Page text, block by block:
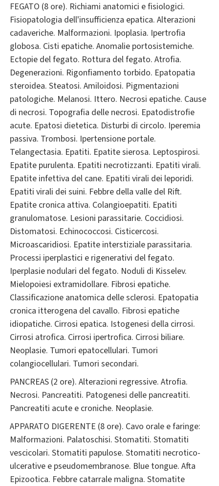
FEGATO (8 ore). Richiami anatomici e fisiologici.
Fisiopatologia dell'insufficienza epatica. Alterazioni
cadaveriche. Malformazioni. Ipoplasia. Ipertrofia
globosa. Cisti epatiche. Anomalie portosistemiche.
Ectopie del fegato. Rottura del fegato. Atrofia.
Degenerazioni. Rigonfiamento torbido. Epatopatia
steroidea. Steatosi. Amiloidosi. Pigmentazioni
patologiche. Melanosi. Ittero. Necrosi epatiche. Cause
di necrosi. Topografia delle necrosi. Epatodistrofie
acute. Epatosi dietetica. Disturbi di circolo. Iperemia
passiva. Trombosi. Ipertensione portale.
Telangectasia. Epatiti. Epatite sierosa. Leptospirosi.
Epatite purulenta. Epatiti necrotizzanti. Epatiti virali.
Epatite infettiva del cane. Epatiti virali dei leporidi.
Epatiti virali dei suini. Febbre della valle del Rift.
Epatite cronica attiva. Colangioepatiti. Epatiti
granulomatose. Lesioni parassitarie. Coccidiosi.
Distomatosi. Echinococcosi. Cisticercosi.
Microascaridiosi. Epatite interstiziale parassitaria.
Processi iperplastici e rigenerativi del fegato.
Iperplasie nodulari del fegato. Noduli di Kisselev.
Mielopoiesi extramidollare. Fibrosi epatiche.
Classificazione anatomica delle sclerosi. Epatopatia
cronica itterogena del cavallo. Fibrosi epatiche
idiopatiche. Cirrosi epatica. Istogenesi della cirrosi.
Cirrosi atrofica. Cirrosi ipertrofica. Cirrosi biliare.
Neoplasie. Tumori epatocellulari. Tumori
colangiocellulari. Tumori secondari.
PANCREAS (2 ore). Alterazioni regressive. Atrofia.
Necrosi. Pancreatiti. Patogenesi delle pancreatiti.
Pancreatiti acute e croniche. Neoplasie.
APPARATO DIGERENTE (8 ore). Cavo orale e faringe:
Malformazioni. Palatoschisi. Stomatiti. Stomatiti
vescicolari. Stomatiti papulose. Stomatiti necrotico-
ulcerative e pseudomembranose. Blue tongue. Afta
Epizootica. Febbre catarrale maligna. Stomatite